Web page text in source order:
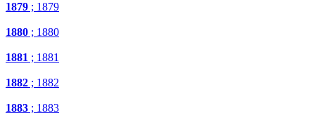
1879 ; 1879
1880 ; 1880
1881 ; 1881
1882 ; 1882
1883 ; 1883